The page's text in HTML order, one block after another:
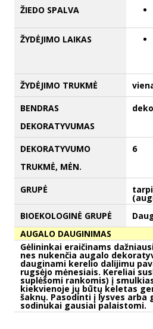
ŽIEDO SPALVA
ŽYDĖJIMO LAIKAS
ŽYDĖJIMO TRUKMĖ
BENDRAS
DEKORATYVUMAS
DEKORATYVUMO
TRUKMĖ, MĖN.
6
GRUPĖ
BIOEKOLOGINĖ GRUPĖ
AUGALO DAUGINIMAS
Gėlininkai eraičinams
nes nukenčia augalo
dauginami kerelio dalijimu
rugsėjo mėnesiais. Kereliai
suplėšomi rankomis) į
kiekvienoje jų būtų keletas
šaknų. Pasodinti į lysves arba
sodinukai gausiai palaistomi.